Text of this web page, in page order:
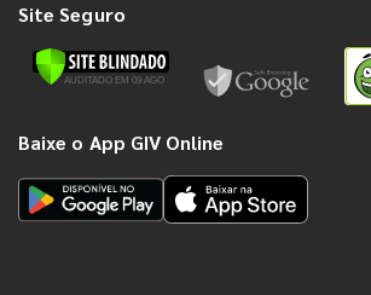
Site Seguro
Baixe o App GIV Online